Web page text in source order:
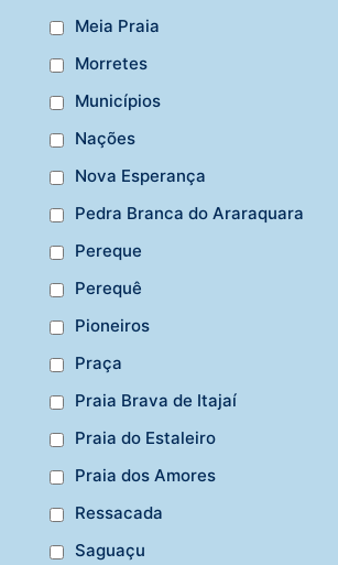
Meia Praia
Morretes
Municípios
Nações
Nova Esperança
Pedra Branca do Araraquara
Pereque
Perequê
Pioneiros
Praça
Praia Brava de Itajaí
Praia do Estaleiro
Praia dos Amores
Ressacada
Saguaçu